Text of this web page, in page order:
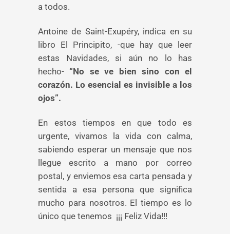
a todos.
Antoine de Saint-Exupéry, indica en su
libro El Principito, -que hay que leer
estas Navidades, si aún no lo has
hecho- “No se ve bien sino con el
corazón. Lo esencial es invisible a los
ojos”.
En estos tiempos en que todo es
urgente, vivamos la vida con calma,
sabiendo esperar un mensaje que nos
llegue escrito a mano por correo
postal, y enviemos esa carta pensada y
sentida a esa persona que significa
mucho para nosotros. El tiempo es lo
único que tenemos ¡¡¡ Feliz Vida!!!